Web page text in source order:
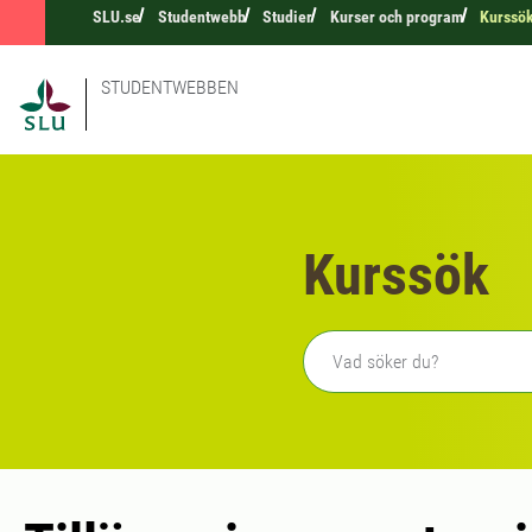
SLU.se Studentwebb Studier Kurser och program
STUDENTWEBBEN
Kurssök
Fritext sökning